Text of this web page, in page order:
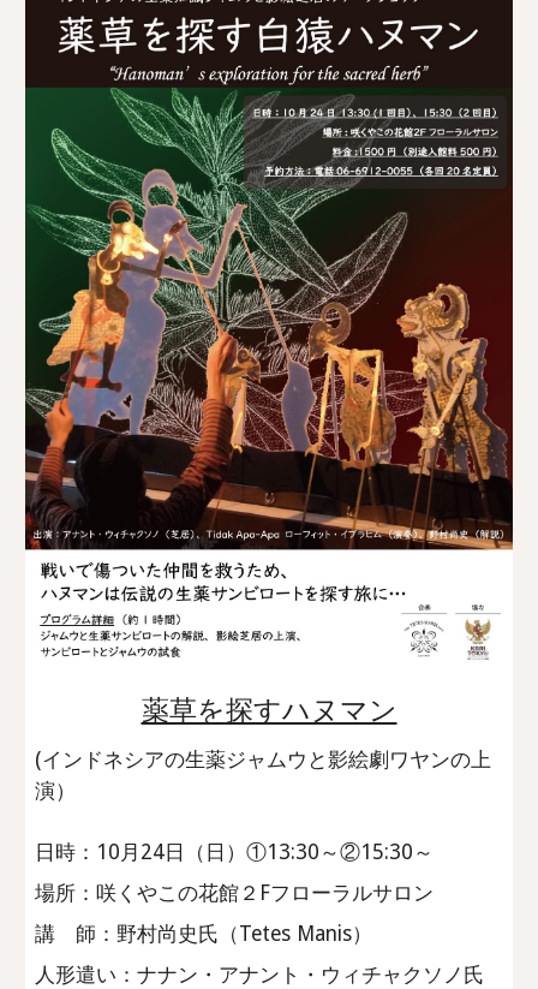
薬草を探すハヌマン
(インドネシアの生薬ジャムウと影絵劇ワヤンの上
演）
日時：10月24日（日）①13:30～②15:30～
場所：咲くやこの花館２Fフローラルサロン
講 師：野村尚史氏（Tetes Manis）
人形遣い：ナナン・アナント・ウィチャクソノ氏